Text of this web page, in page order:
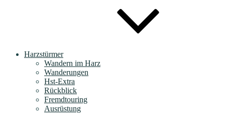
Harzstürmer
Wandern im Harz
Wanderungen
Hst-Extra
Rückblick
Fremdtouring
Ausrüstung